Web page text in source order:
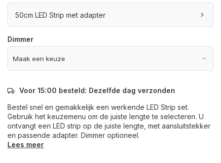
50cm LED Strip met adapter
Dimmer
Voor 15:00 besteld: Dezelfde dag verzonden
Bestel snel en gemakkelijk een werkende LED Strip set.
Gebruik het keuzemenu om de juiste lengte te selecteren. U
ontvangt een LED strip op de juiste lengte, met aansluitstekker
en passende adapter. Dimmer optioneel.
Lees meer